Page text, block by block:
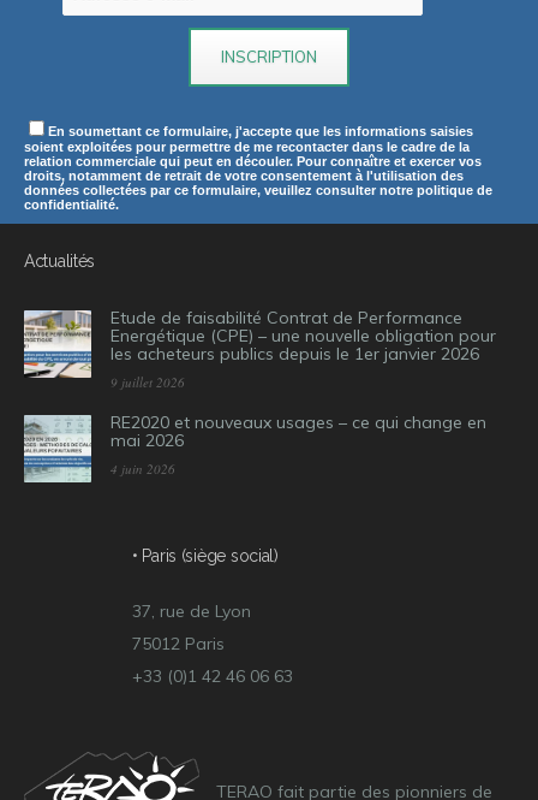
En soumettant ce formulaire, j'accepte que les informations saisies
soient exploitées pour permettre de me recontacter dans le cadre de la
relation commerciale qui peut en découler. Pour connaître et exercer vos
droits, notamment de retrait de votre consentement à l'utilisation des
données collectées par ce formulaire, veuillez consulter notre politique de
confidentialité.
Actualités
Etude de faisabilité Contrat de Performance
Energétique (CPE) – une nouvelle obligation pour
les acheteurs publics depuis le 1er janvier 2026
9 juillet 2026
RE2020 et nouveaux usages – ce qui change en
mai 2026
4 juin 2026
• Paris (siège social)
37, rue de Lyon
75012 Paris
+33 (0)1 42 46 06 63
TERAO fait partie des pionniers de